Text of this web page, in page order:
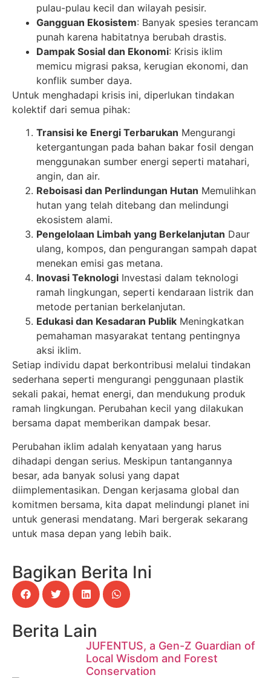
pulau-pulau kecil dan wilayah pesisir.
Gangguan Ekosistem: Banyak spesies terancam
punah karena habitatnya berubah drastis.
Dampak Sosial dan Ekonomi: Krisis iklim
memicu migrasi paksa, kerugian ekonomi, dan
konflik sumber daya.
Untuk menghadapi krisis ini, diperlukan tindakan
kolektif dari semua pihak:
Transisi ke Energi Terbarukan Mengurangi
ketergantungan pada bahan bakar fosil dengan
menggunakan sumber energi seperti matahari,
angin, dan air.
Reboisasi dan Perlindungan Hutan Memulihkan
hutan yang telah ditebang dan melindungi
ekosistem alami.
Pengelolaan Limbah yang Berkelanjutan Daur
ulang, kompos, dan pengurangan sampah dapat
menekan emisi gas metana.
Inovasi Teknologi Investasi dalam teknologi
ramah lingkungan, seperti kendaraan listrik dan
metode pertanian berkelanjutan.
Edukasi dan Kesadaran Publik Meningkatkan
pemahaman masyarakat tentang pentingnya
aksi iklim.
Setiap individu dapat berkontribusi melalui tindakan
sederhana seperti mengurangi penggunaan plastik
sekali pakai, hemat energi, dan mendukung produk
ramah lingkungan. Perubahan kecil yang dilakukan
bersama dapat memberikan dampak besar.
Perubahan iklim adalah kenyataan yang harus
dihadapi dengan serius. Meskipun tantangannya
besar, ada banyak solusi yang dapat
diimplementasikan. Dengan kerjasama global dan
komitmen bersama, kita dapat melindungi planet ini
untuk generasi mendatang. Mari bergerak sekarang
untuk masa depan yang lebih baik.
Bagikan Berita Ini
Berita Lain
JUFENTUS, a Gen-Z Guardian of
Local Wisdom and Forest
Conservation